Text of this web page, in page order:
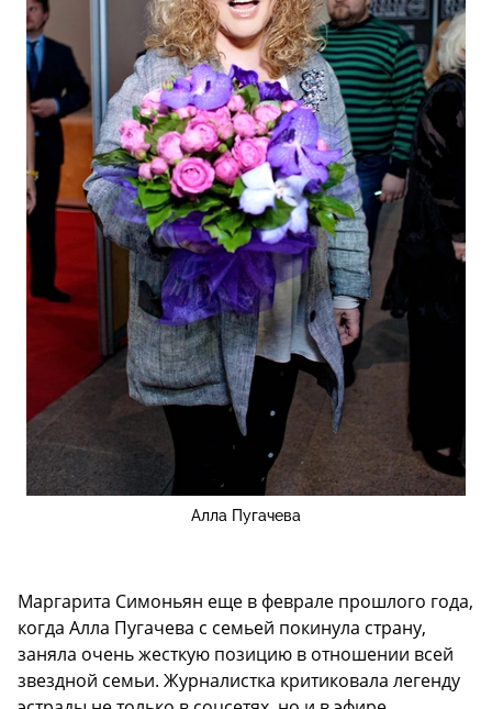
Алла Пугачева
Маргарита Симоньян еще в феврале прошлого года,
когда Алла Пугачева с семьей покинула страну,
заняла очень жесткую позицию в отношении всей
звездной семьи. Журналистка критиковала легенду